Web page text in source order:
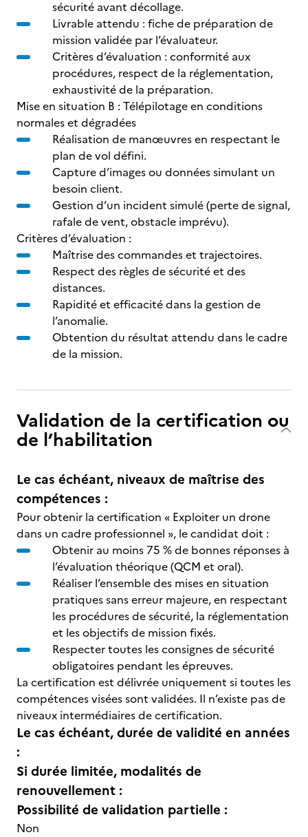
sécurité avant décollage.
Livrable attendu : fiche de préparation de
mission validée par l’évaluateur.
Critères d’évaluation : conformité aux
procédures, respect de la réglementation,
exhaustivité de la préparation.
Mise en situation B : Télépilotage en conditions
normales et dégradées
Réalisation de manœuvres en respectant le
plan de vol défini.
Capture d’images ou données simulant un
besoin client.
Gestion d’un incident simulé (perte de signal,
rafale de vent, obstacle imprévu).
Critères d’évaluation :
Maîtrise des commandes et trajectoires.
Respect des règles de sécurité et des
distances.
Rapidité et efficacité dans la gestion de
l’anomalie.
Obtention du résultat attendu dans le cadre
de la mission.
Validation de la certification ou
de l’habilitation
Le cas échéant, niveaux de maîtrise des
compétences :
Pour obtenir la certification « Exploiter un drone
dans un cadre professionnel », le candidat doit :
Obtenir au moins 75 % de bonnes réponses à
l’évaluation théorique (QCM et oral).
Réaliser l’ensemble des mises en situation
pratiques sans erreur majeure, en respectant
les procédures de sécurité, la réglementation
et les objectifs de mission fixés.
Respecter toutes les consignes de sécurité
obligatoires pendant les épreuves.
La certification est délivrée uniquement si toutes les
compétences visées sont validées. Il n’existe pas de
niveaux intermédiaires de certification.
Le cas échéant, durée de validité en années
:
Si durée limitée, modalités de
renouvellement :
Possibilité de validation partielle :
Non